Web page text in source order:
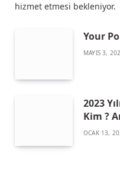
hizmet etmesi bekleniyor.
Your
MAYIS 3,
2023
Kim ?
OCAK 13,